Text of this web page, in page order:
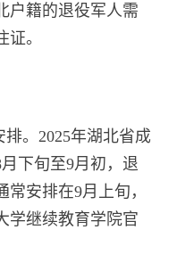
户籍的退役军人需
。
。2025年湖北省成
下旬至9月初，退
安排在9月上旬，
学继续教育学院官